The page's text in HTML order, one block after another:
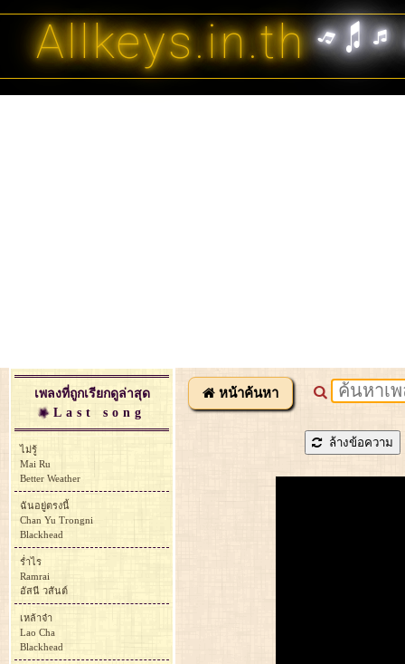
Allkeys.in.th
หน้าค้นหา
ล้างข้อความ
เพลงที่ถูกเรียกดูล่าสุด
Last song
ไม่รู้
Mai Ru
Better Weather
ฉันอยู่ตรงนี้
Chan Yu Trongni
Blackhead
ร่ำไร
Ramrai
อัสนี วสันต์
เหล้าจ๋า
Lao Cha
Blackhead